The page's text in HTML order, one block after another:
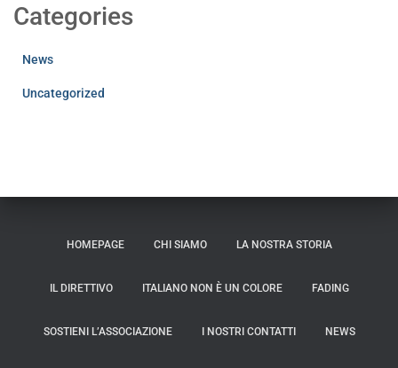
Categories
News
Uncategorized
HOMEPAGE CHI SIAMO LA NOSTRA STORIA
IL DIRETTIVO ITALIANO NON È UN COLORE FADING
SOSTIENI L’ASSOCIAZIONE I NOSTRI CONTATTI NEWS